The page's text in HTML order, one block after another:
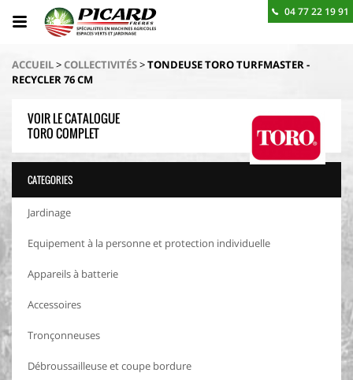
BESOIN D'UN RENSEIGNEMENT ? CONTACTEZ-NOUS
04 77 22 19 91
ACCUEIL>COLLECTIVITÉS>TONDEUSE TORO TURFMASTER -
RECYCLER 76 CM
VOIR LE CATALOGUE
TORO COMPLET
CATEGORIES
Jardinage
Equipement à la personne et protection individuelle
Appareils à batterie
Accessoires
Tronçonneuses
Débroussailleuse et coupe bordure